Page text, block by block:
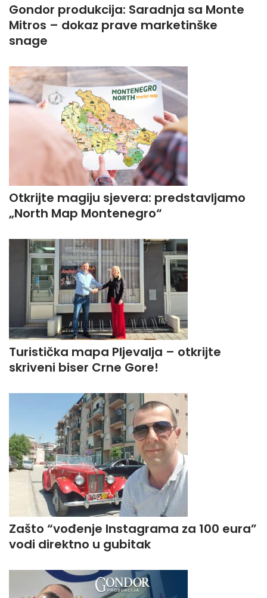
Gondor produkcija: Saradnja sa Monte
Mitros – dokaz prave marketinške
snage
Otkrijte magiju sjevera: predstavljamo
„North Map Montenegro“
Turistička mapa Pljevalja – otkrijte
skriveni biser Crne Gore!
Zašto “vođenje Instagrama za 100 eura”
vodi direktno u gubitak